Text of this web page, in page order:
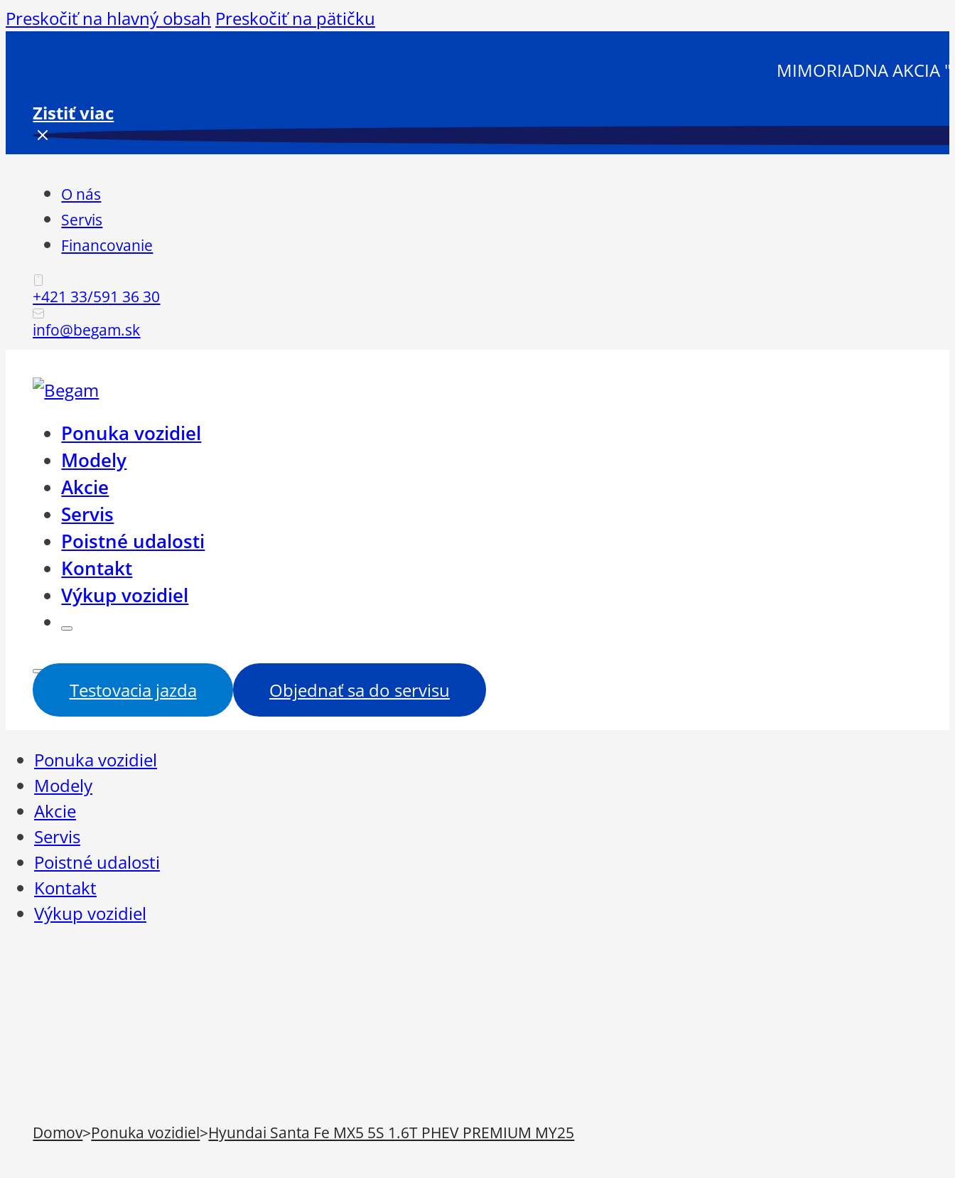
Preskočiť na hlavný obsah Preskočiť na pätičku
MIMORIADNA AKCIA "
Zistiť viac
O nás
Servis
Financovanie
+421 33/591 36 30
info@begam.sk
Ponuka vozidiel
Modely
Akcie
Servis
Poistné udalosti
Kontakt
Výkup vozidiel
Testovacia jazda Objednať sa do servisu
Ponuka vozidiel
Modely
Akcie
Servis
Poistné udalosti
Kontakt
Výkup vozidiel
Domov>Ponuka vozidiel>Hyundai Santa Fe MX5 5S 1.6T PHEV PREMIUM MY25